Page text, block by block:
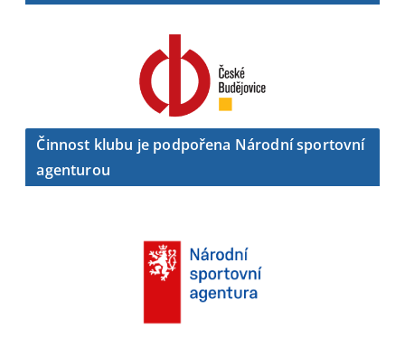
Činnost klubu je podpořena Národní sportovní
agenturou